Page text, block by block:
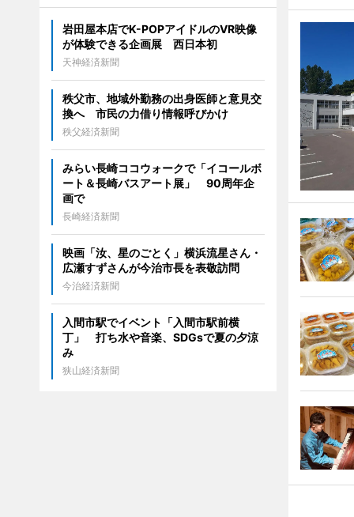
岩田屋本店でK-POPアイドルのVR映像
が体験できる企画展 西日本初
天神経済新聞
秩父市、地域外勤務の出身医師と意見交
換へ 市民の力借り情報呼びかけ
秩父経済新聞
みらい長崎ココウォークで「イコールボ
ート＆長崎バスアート展」 90周年企
画で
長崎経済新聞
映画「汝、星のごとく」横浜流星さん・
広瀬すずさんが今治市長を表敬訪問
今治経済新聞
入間市駅でイベント「入間市駅前横
丁」 打ち水や音楽、SDGsで夏の夕涼
み
狭山経済新聞